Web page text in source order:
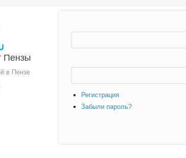
Пензы
в Пензе
Регистрация
Забыли пароль?